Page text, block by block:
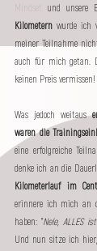
Mindset und unsere
Kilometern wurde ich
meiner Teilnahme
auch für mich getan.
keinen Preis vermissen!
Was jedoch weitaus
waren die
eine erfolgreiche
denke ich an die
Kilometerlauf im
erinnere ich mich an
haben: "Nele, ALLES
Und nun sitze ich